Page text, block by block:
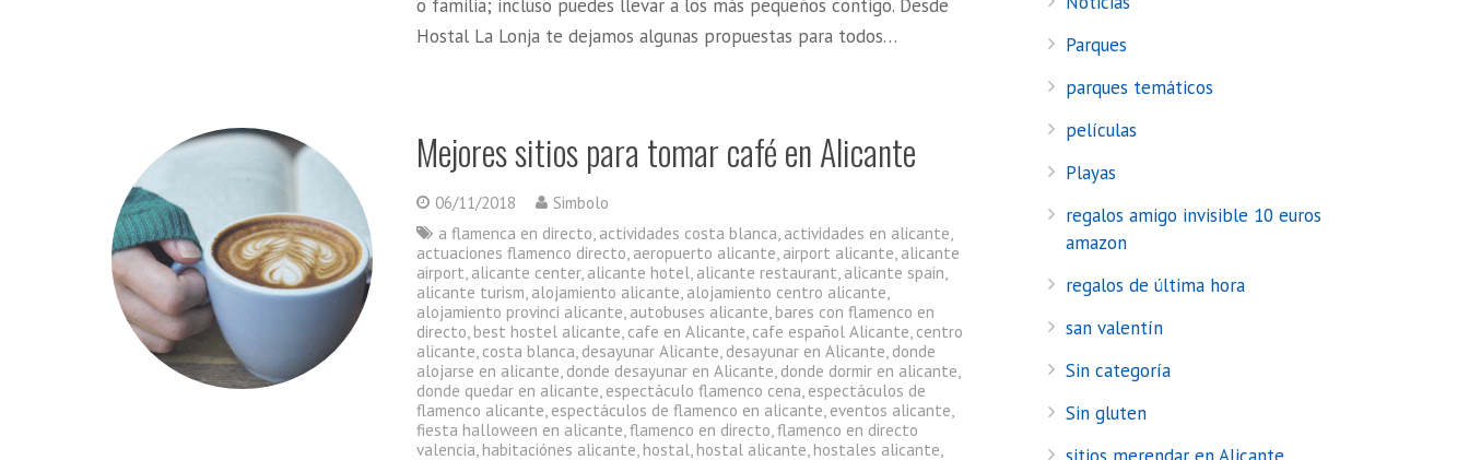
o familia; incluso puedes llevar a los más pequeños contigo. Desde
Hostal La Lonja te dejamos algunas propuestas para todos…
Mejores sitios para tomar café en Alicante
06/11/2018
Simbolo
a flamenca en directo, actividades costa blanca, actividades en alicante,
actuaciones flamenco directo, aeropuerto alicante, airport alicante, alicante
airport, alicante center, alicante hotel, alicante restaurant, alicante spain,
alicante turism, alojamiento alicante, alojamiento centro alicante,
alojamiento provinci alicante, autobuses alicante, bares con flamenco en
directo, best hostel alicante, cafe en Alicante, cafe español Alicante, centro
alicante, costa blanca, desayunar Alicante, desayunar en Alicante, donde
alojarse en alicante, donde desayunar en Alicante, donde dormir en alicante,
donde quedar en alicante, espectáculo flamenco cena, espectáculos de
flamenco alicante, espectáculos de flamenco en alicante, eventos alicante,
fiesta halloween en alicante,flamenco en directo,flamenco en directo
valencia, habitaciónes alicante, hostal, hostal alicante, hostales alicante,
Parques
parques temáticos
películas
Playas
regalos amigo invisible 10 euros
amazon
regalos de última hora
san valentín
Sin categoría
Sin gluten